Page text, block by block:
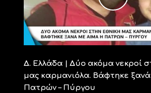
Δ. Ελλάδα | Δύο ακόμα νεκροί
μας καρμανιόλα. Βάφτηκε
Πατρών – Πύργου